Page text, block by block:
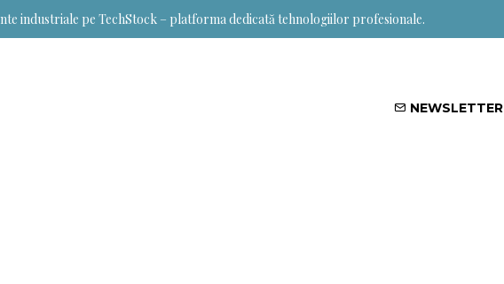
industriale pe TechStock – platforma dedicată tehnologiilor profesionale.
NEWSLETTER